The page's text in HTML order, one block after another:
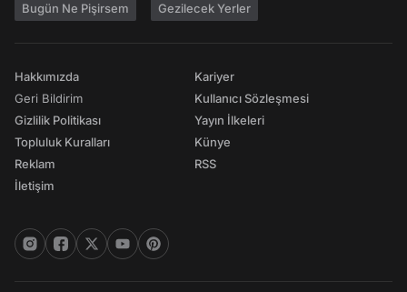
Bugün Ne Pişirsem Gezilecek Yerler
Hakkımızda
Geri Bildirim
Gizlilik Politikası
Topluluk Kuralları
Reklam
İletişim
Kariyer
Kullanıcı Sözleşmesi
Yayın İlkeleri
Künye
RSS